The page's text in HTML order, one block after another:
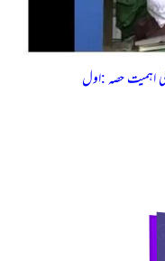
اہمیت حصہ :اول